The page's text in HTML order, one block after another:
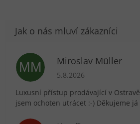
MM Miroslav Müller
Hodnocení obchodu je 5
5.8.2026
Luxusní přístup prodávající v
jsem ochoten utrácet :-) Děkujeme